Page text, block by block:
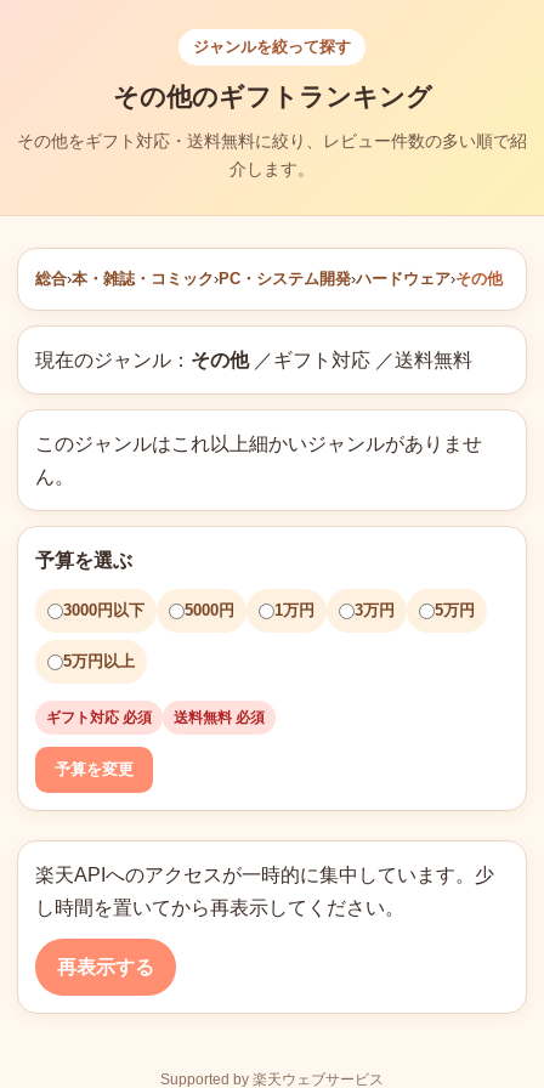
ジャンルを絞って探す
その他のギフトランキング
その他をギフト対応・送料無料に絞り、レビュー件数の多い順で紹
介します。
総合›本・雑誌・コミック›PC・システム開発›ハードウェア›その他
現在のジャンル： その他／ギフト対応 ／送料無料
このジャンルはこれ以上細かいジャンルがありませ
ん。
予算を選ぶ
3000円以下 5000円 1万円 3万円 5万円
5万円以上
ギフト対応 必須 送料無料 必須
予算を変更
楽天APIへのアクセスが一時的に集中しています。少
し時間を置いてから再表示してください。
再表示する
Supported by 楽天ウェブサービス